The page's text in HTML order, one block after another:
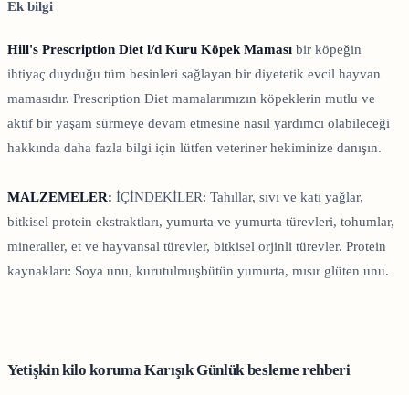
Ek bilgi
Hill's Prescription Diet l/d Kuru Köpek Maması bir köpeğin
ihtiyaç duyduğu tüm besinleri sağlayan bir diyetetik evcil hayvan
mamasıdır. Prescription Diet mamalarımızın köpeklerin mutlu ve
aktif bir yaşam sürmeye devam etmesine nasıl yardımcı olabileceği
hakkında daha fazla bilgi için lütfen veteriner hekiminize danışın.
MALZEMELER: İÇİNDEKİLER: Tahıllar, sıvı ve katı yağlar,
bitkisel protein ekstraktları, yumurta ve yumurta türevleri, tohumlar,
mineraller, et ve hayvansal türevler, bitkisel orjinli türevler. Protein
kaynakları: Soya unu, kurutulmuşbütün yumurta, mısır glüten unu.
Yetişkin kilo koruma Karışık Günlük besleme rehberi